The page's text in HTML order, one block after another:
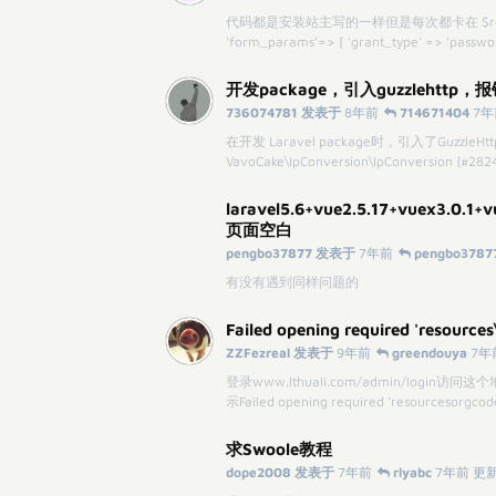
代码都是安装站主写的一样但是每次都卡
'form_params'=> [ 'grant_type' =>
开发package，引入guzzlehttp，
736074781 发表于 8年前 714671404 7
在开发 Laravel package时，引入了
VavoCake\IpConversion\IpConversion
页面空白
pengbo37877 发表于 7年前
有没有遇到同样问题的
Failed opening required
ZZFezreal 发表于 9年前 greendouya 7年
登录www.lthuali.com/admin/login访问这个
示Failed opening required
求Swoole教程
dope2008 发表于 7年前 rlyabc 7年前 更